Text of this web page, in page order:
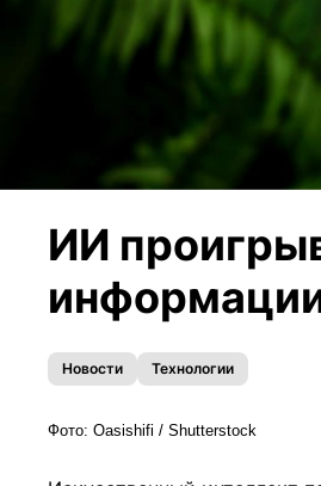
ИИ
Новости Технологии
Фото: Oasishifi / Shutterstock